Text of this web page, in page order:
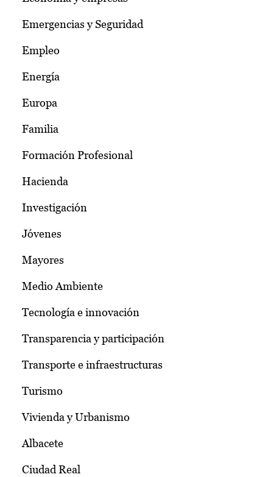
Emergencias y Seguridad
Empleo
Energía
Europa
Familia
Formación Profesional
Hacienda
Investigación
Jóvenes
Mayores
Medio Ambiente
Tecnología e innovación
Transparencia y participación
Transporte e infraestructuras
Turismo
Vivienda y Urbanismo
Albacete
Ciudad Real